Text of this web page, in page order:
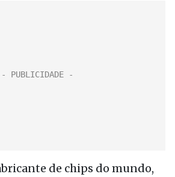
de chips do mundo,